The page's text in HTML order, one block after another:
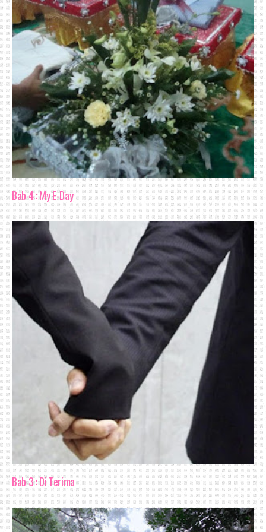
jari.
Apa yang di harapkan kepelbagaian
membolehkan pelbagai urusan boleh
mudah. Tapi, kadangkala harapan
kata pepatah, indah khabar dari rupa.
berkongsi pendapat aku tentang
rasa perkhidmatannya belum boleh
sebagai yang terbaik.
Pejabat Pos. Umum, pejabat pos ni
Pelbagai urusan boleh di lakukan di
bulan Januari, aku ingin memperbaharui
jalan di pejabat pos, disebabkan masa
pejabat pos adalah tempat yang
menjadi hampa apabila setelah hampir
giliran, insurans tak boleh di
Bab 4 : My E-Day
Bab 3 : Di Terima